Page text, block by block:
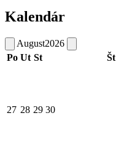
Kalendár
August2026
Po Ut St Št
27 28 29 30